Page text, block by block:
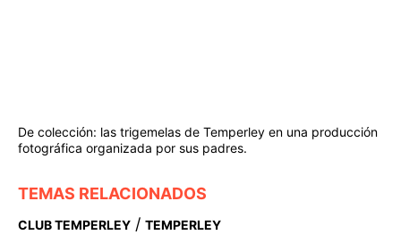
De colección: las trigemelas de Temperley en una producción
fotográfica organizada por sus padres.
TEMAS RELACIONADOS
CLUB TEMPERLEY / TEMPERLEY